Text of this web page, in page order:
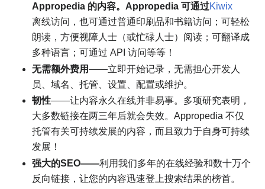
Appropedia 的内容。Appropedia 可通过Kiwix
离线访问， 也可通过普通印刷品和书籍访问；可轻松
朗读，方便视障人士（或忙碌人士）阅读；可翻译成
多种语言；可通过 API 访问等等！
无需额外费用——立即开始记录，无需担心开发人
员、域名、托管、设置、配置或维护。
韧性——让内容永久在线并非易事。多项研究表明，
大多数链接在两三年后就会失效。Appropedia 不仅
托管有关可持续发展的内容，而且致力于自身可持续
发展！
强大的SEO——利用我们多年的在线经验和数十万个
反向链接，让您的内容迅速登上搜索结果的榜首。